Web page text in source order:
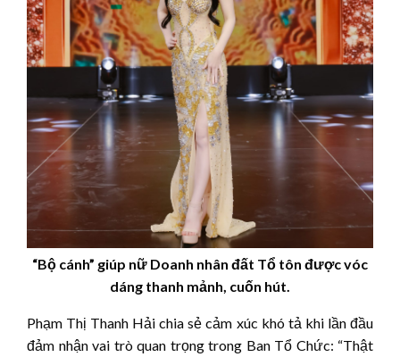
“Bộ cánh” giúp nữ Doanh nhân đất Tổ tôn được vóc
dáng thanh mảnh, cuốn hút.
Phạm Thị Thanh Hải chia sẻ cảm xúc khó tả khi lần đầu
đảm nhận vai trò quan trọng trong Ban Tổ Chức: “Thật